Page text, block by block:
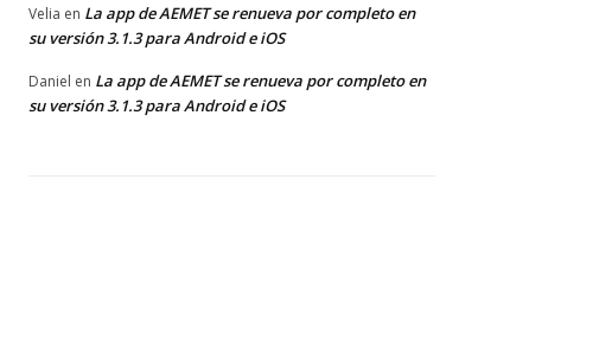
Velia en La app de AEMET se renueva por completo en
su versión 3.1.3 para Android e iOS
Daniel en La app de AEMET se renueva por completo en
su versión 3.1.3 para Android e iOS